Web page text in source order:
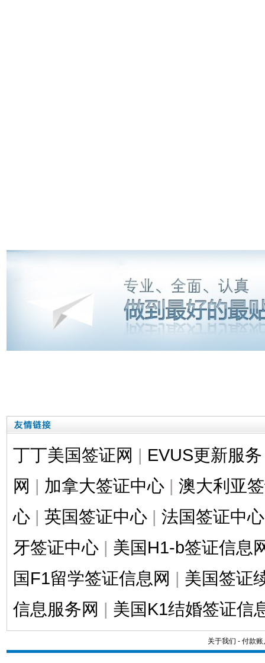
丁丁美国签证网 | EVUS更新服务
网 | 加拿大签证中心 | 澳大利亚
心 | 英国签证中心 | 法国签证中心
牙签证中心 | 美国H1-b签证信息
国F1留学签证信息网 | 美国签证
信息服务网 | 美国K1结婚签证信
关于我们 - 付款账